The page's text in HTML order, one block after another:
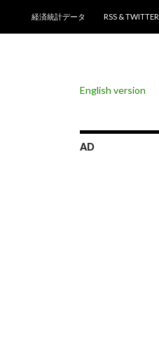
経済統計データ
RSS & TWITTER
English version
AD